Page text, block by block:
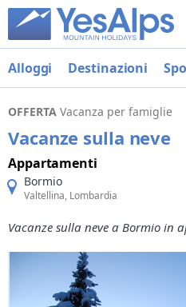
Alloggi Destinazioni
OFFERTA Vacanza per famiglie
Vacanze sulla neve
Appartamenti
Bormio
Valtellina, Lombardia
Vacanze sulla neve a Bormio in